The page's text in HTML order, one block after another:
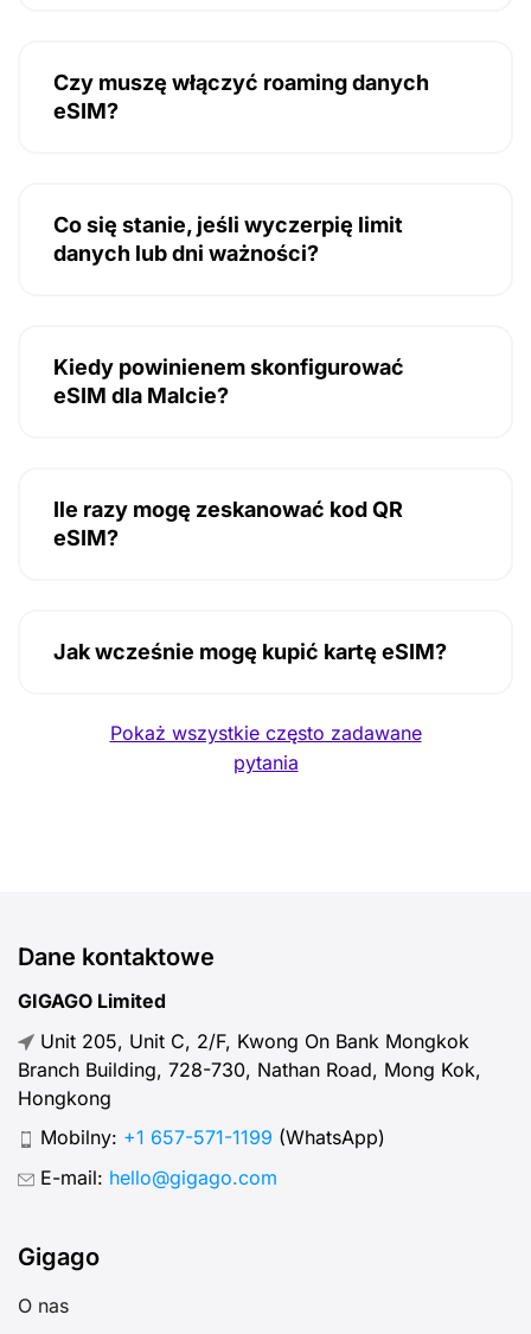
Czy muszę włączyć roaming danych
eSIM?
Co się stanie, jeśli wyczerpię limit
danych lub dni ważności?
Kiedy powinienem skonfigurować
eSIM dla Malcie?
Ile razy mogę zeskanować kod QR
eSIM?
Jak wcześnie mogę kupić kartę eSIM?
Pokaż wszystkie często zadawane
pytania
Dane kontaktowe
GIGAGO Limited
Unit 205, Unit C, 2/F, Kwong On Bank Mongkok
Branch Building, 728-730, Nathan Road, Mong Kok,
Hongkong
Mobilny: +1 657-571-1199 (WhatsApp)
E-mail: hello@gigago.com
Gigago
O nas